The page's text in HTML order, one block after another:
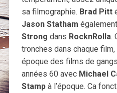
sa filmographie. Brad Pitt
Jason Statham
Strong dans RocknRolla.
tronches dans chaque
époque des films de
années 60 avecMichael
Stamp à l’époque. Ca